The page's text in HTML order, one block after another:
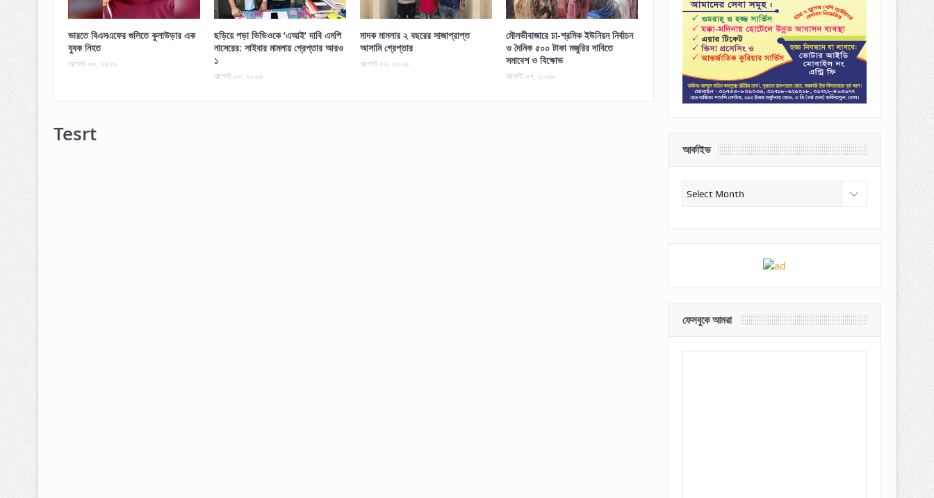
ভারতে বিএসএফের গুলিতে কুলাউড়ার এক
যুবক নিহত
আগস্ট ০৯, ২০২৬
ছড়িয়ে পড়া ভিডিওকে ‘এআই’ দাবি এমপি
নাসেরের: সাইবার মামলায় গ্রেপ্তার আরও
১
আগস্ট ০৮, ২০২৬
মাদক মামলার ২ বছরের সাজাপ্রাপ্ত
আসামি গ্রেপ্তার
আগস্ট ০৭, ২০২৬
মৌলভীবাজারে চা-শ্রমিক ইউনিয়ন নির্বাচন
ও দৈনিক ৫০০ টাকা মজুরির দাবিতে
সমাবেশ ও বিক্ষোভ
আগস্ট ০৭, ২০২৬
Tesrt
আর্কাইভ
আর্কাইভ
ফেসবুকে আমরা